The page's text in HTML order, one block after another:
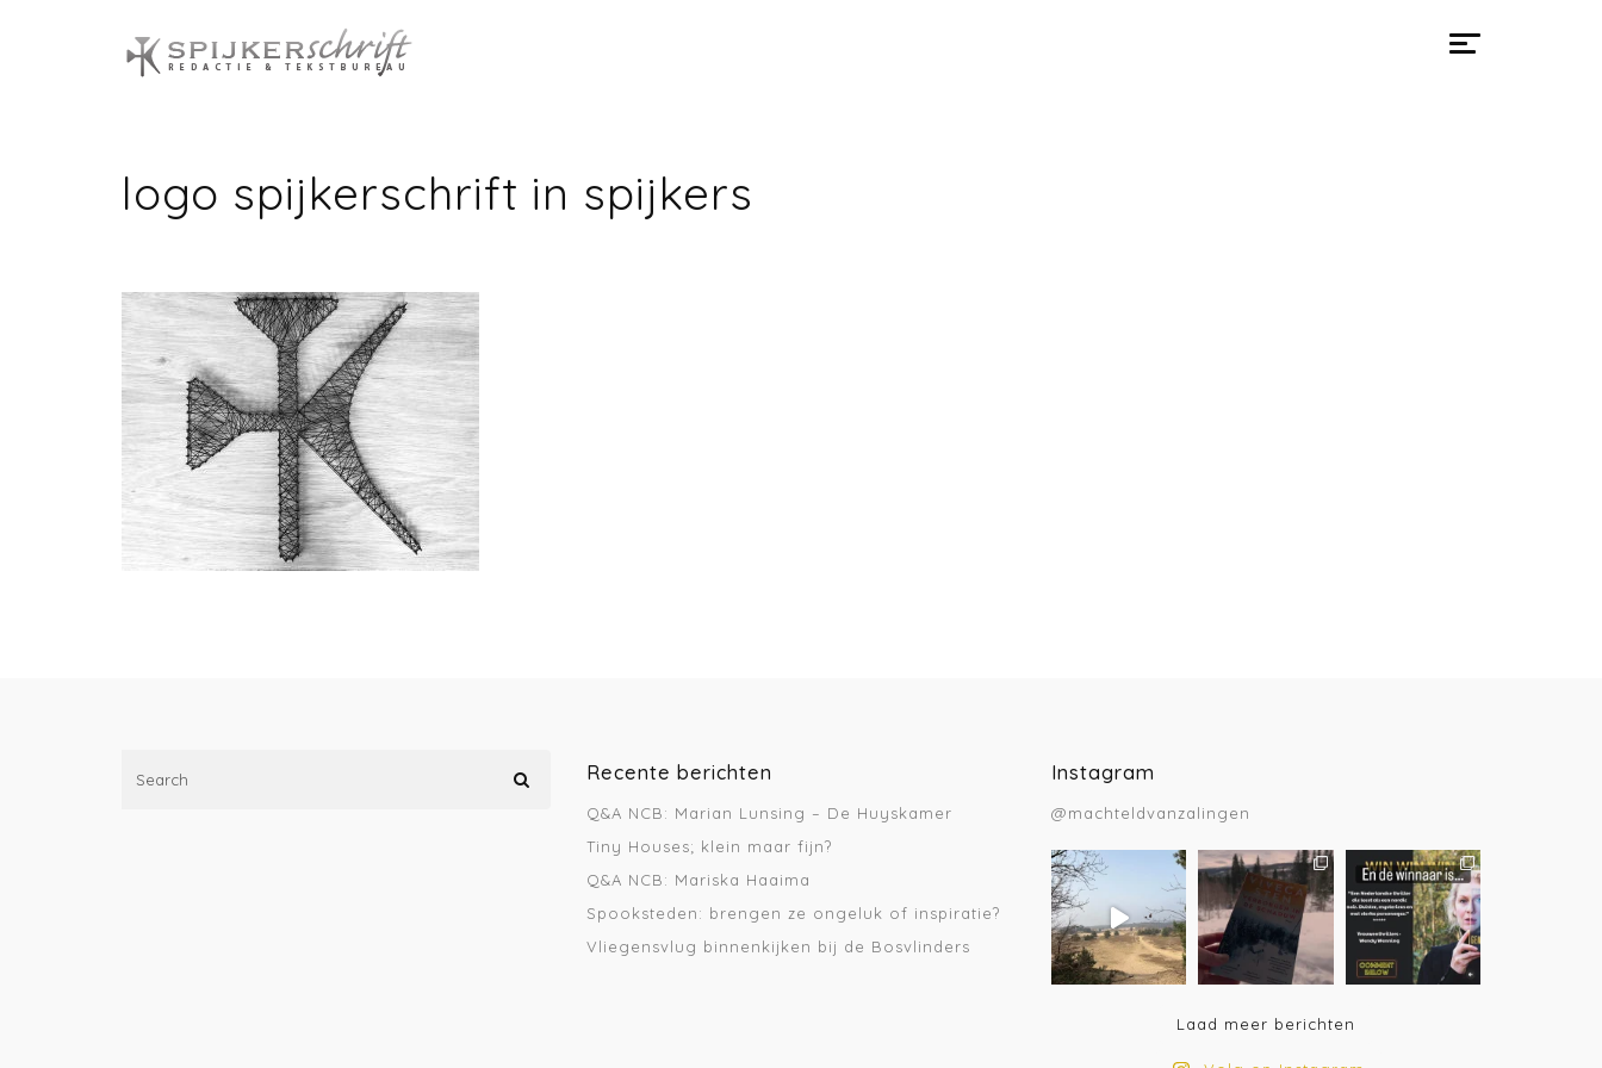
logo spijkerschrift in spijkers
Recente berichten
Q&A NCB: Marian Lunsing – De Huyskamer
Tiny Houses; klein maar fijn?
Q&A NCB: Mariska Haaima
Spooksteden: brengen ze ongeluk of inspiratie?
Vliegensvlug binnenkijken bij de Bosvlinders
Instagram
@machteldvanzalingen
Laad meer berichten